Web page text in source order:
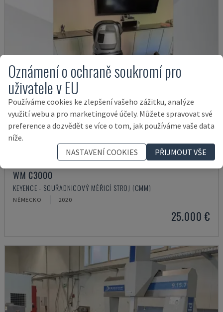
WM C3000
KEYENCE - SOUŘADNICOVÝ MĚŘICÍ STROJ (CMM)
NĚMECKO 2020
25.000 €
Oznámení o ochraně soukromí pro
uživatele v EU
Používáme cookies ke zlepšení vašeho zážitku, analýze
využití webu a pro marketingové účely. Můžete spravovat své
preference a dozvědět se více o tom, jak používáme vaše data
níže.
NASTAVENÍ COOKIES
PŘIJMOUT VŠE